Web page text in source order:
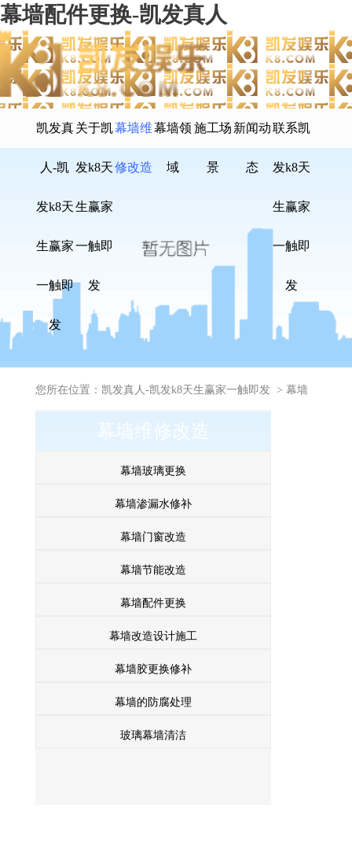
幕墙配件更换-凯发真人
凯发真
人-凯
发k8天
生赢家
一触即
发
关于凯
发k8天
生赢家
一触即
发
幕墙维
修改造
幕墙领
域
施工场
景
新闻动
态
联系凯
发k8天
生赢家
一触即
发
您所在位置： 凯发真人-凯发k8天生赢家一触即发> 幕墙
幕墙配件更换
幕墙维修改造
幕墙玻璃更换
幕墙渗漏水修补
幕墙门窗改造
幕墙节能改造
幕墙配件更换
幕墙改造设计施工
幕墙胶更换修补
幕墙的防腐处理
玻璃幕墙清洁